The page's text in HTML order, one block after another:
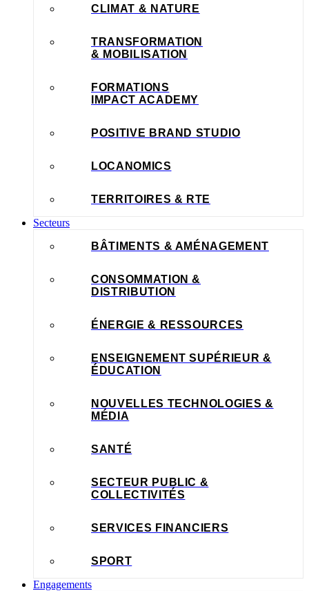
CLIMAT & NATURE
TRANSFORMATION
& MOBILISATION
FORMATIONS
IMPACT ACADEMY
POSITIVE BRAND STUDIO
LOCANOMICS
TERRITOIRES & RTE
Secteurs
BÂTIMENTS & AMÉNAGEMENT
CONSOMMATION &
DISTRIBUTION
ÉNERGIE & RESSOURCES
ENSEIGNEMENT SUPÉRIEUR &
ÉDUCATION
NOUVELLES TECHNOLOGIES &
MÉDIA
SANTÉ
SECTEUR PUBLIC &
COLLECTIVITÉS
SERVICES FINANCIERS
SPORT
Engagements